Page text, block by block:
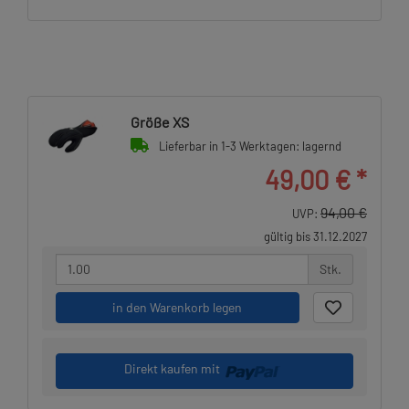
Größe XS
Lieferbar in 1-3 Werktagen: lagernd
49,00 € *
UVP: 94,00 €
gültig bis 31.12.2027
Stk.
in den Warenkorb legen
Direkt kaufen mit